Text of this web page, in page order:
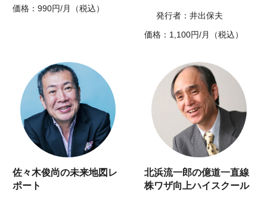
価格：990円/月（税込）
発行者：井出保夫
価格：1,100円/月（税込）
佐々木俊尚の未来地図レ
ポート
北浜流一郎の億道一直線
株ワザ向上ハイスクール